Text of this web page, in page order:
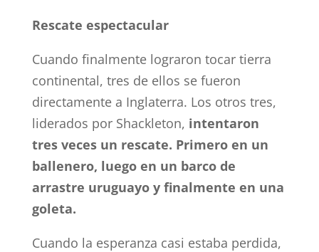
Rescate espectacular
Cuando finalmente lograron tocar tierra
continental, tres de ellos se fueron
directamente a Inglaterra. Los otros tres,
liderados por Shackleton, intentaron
tres veces un rescate. Primero en un
ballenero, luego en un barco de
arrastre uruguayo y finalmente en una
goleta.
Cuando la esperanza casi estaba perdida,